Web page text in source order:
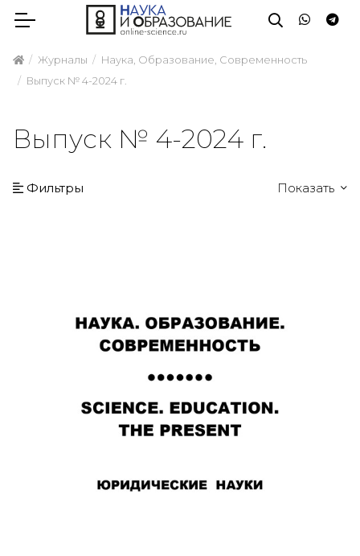
Журналы
Наука, Образование, Современность
Выпуск № 4-2024 г.
Выпуск № 4-2024 г.
Фильтры Показать